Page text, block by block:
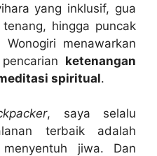
yang inklusif, gua
hingga puncak
menawarkan
ketenangan
spiritual.
, saya selalu
terbaik adalah
jiwa. Dan